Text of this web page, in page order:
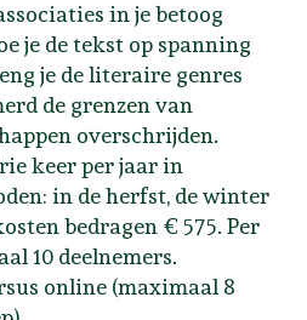
in je betoog
je de tekst op spanning
je de literaire genres
de grenzen van
overschrijden.
keer per jaar in
in de herfst, de winter
bedragen € 575. Per
10 deelnemers.
online (maximaal 8